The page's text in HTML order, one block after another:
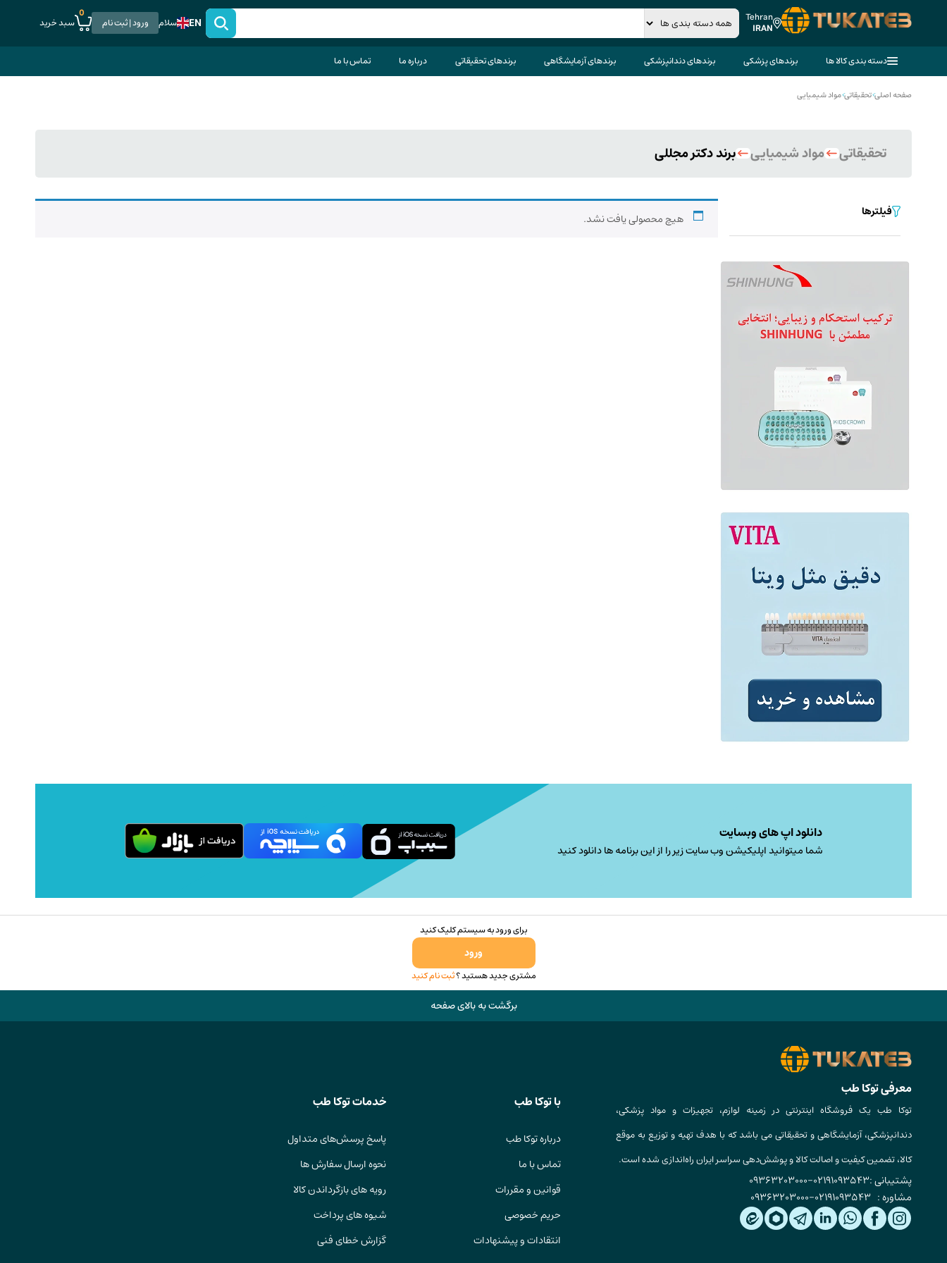
Tehran
IRAN
EN سلام ورود | ثبت نام
0
سبد خرید
دسته بندی کالا ها برندهای پزشکی برندهای دندانپزشکی برندهای آزمایشگاهی برندهای تحقیقاتی درباره ما تماس با ما
صفحه اصلی>تحقیقاتی>مواد شیمیایی
تحقیقاتی مواد شیمیایی برند دکتر مجللی
فیلترها هیچ محصولی یافت نشد.
دانلود اپ های وبسایت
شما میتوانید اپلیکیشن وب سایت زیر را از این برنامه ها دانلود کنید
برای ورود به سیستم کلیک کنید
ورود
مشتری جدید هستید ؟ثبت نام کنید
برگشت به بالای صفحه
معرفی توکا طب
توکا طب یک فروشگاه اینترنتی در زمینه لوازم، تجهیزات و مواد پزشکی،
دندانپزشکی، آزمایشگاهی و تحقیقاتی می باشد که با هدف تهیه و توزیع به موقع
کالا، تضمین کیفیت و اصالت کالا و پوشش‌دهی سراسر ایران راه‌اندازی شده است.
پشتیبانی :02191093543
-
09363203000
مشاوره : 02191093543
-
09363203000
با توکا طب
درباره توکا طب
تماس با ما
قوانین و مقررات
حریم خصوصی
انتقادات و پیشنهادات
خدمات توکا طب
پاسخ پرسش‌های متداول
نحوه ارسال سفارش ها
رویه های بازگرداندن کالا
شیوه های پرداخت
گزارش خطای فنی